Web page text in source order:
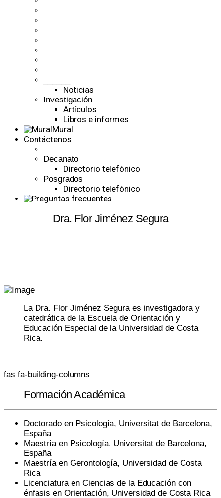
Noticias
Investigación
Artículos
Libros e informes
Mural
Contáctenos
Decanato
Directorio telefónico
Posgrados
Directorio telefónico
Dra. Flor Jiménez Segura
La Dra. Flor Jiménez Segura es investigadora y
catedrática de la Escuela de Orientación y
Educación Especial de la Universidad de Costa
Rica.
fas fa-building-columns
Formación Académica
Doctorado en Psicología, Universitat de Barcelona,
España
Maestría en Psicología, Universitat de Barcelona,
España
Maestría en Gerontología, Universidad de Costa
Rica
Licenciatura en Ciencias de la Educación con
énfasis en Orientación, Universidad de Costa Rica